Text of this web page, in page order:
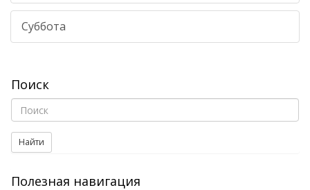
Суббота
Поиск
Найти
Полезная навигация